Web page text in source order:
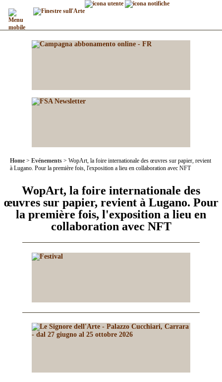
Home Evénements
WopArt, la foire internationale des œuvres sur papier, revient
à Lugano. Pour la première fois, l'exposition a lieu en collaboration avec NFT
WopArt, la foire internationale des
œuvres sur papier, revient à Lugano. Pour
la première fois, l'exposition a lieu en
collaboration avec NFT